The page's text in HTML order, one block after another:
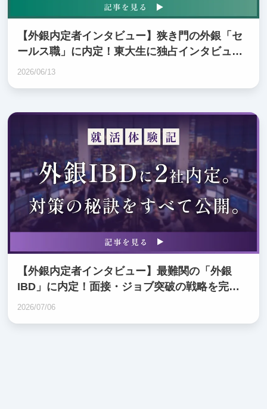
【外銀内定者インタビュー】狭き門の外銀「セ
ールス職」に内定！東大生に独占インタビュ
ー！
2026/06/13
【外銀内定者インタビュー】最難関の「外銀
IBD」に内定！面接・ジョブ突破の戦略を完全
公開！
2026/07/06